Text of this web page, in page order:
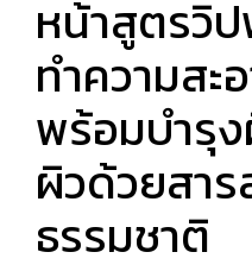
หน้าสูตรวิ
ทำความสะ
พร้อมบำรุ
ผิวด้วยสา
ธรรมชาติ